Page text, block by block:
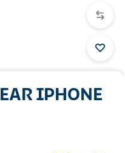
IPHONE